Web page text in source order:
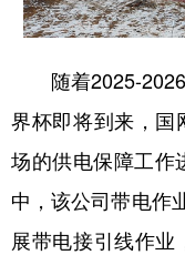
学术中国 乡
公益 一
文化产业
随着2025-2026
界杯即将到来，国
场的供电保障工作
中，该公司带电作
展带电接引线作